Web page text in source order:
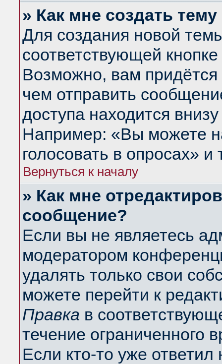
» Как мне создать
Для создания новой
соответствующей
Возможно, вам придётся
чем отправить
доступа находится
Например: «Вы можете
голосовать в опросах» и
Вернуться к началу
» Как мне
сообщение?
Если вы не являетесь
модератором
удалять только свои
можете перейти к
Правка в
течение ограниченного
Если кто-то уже